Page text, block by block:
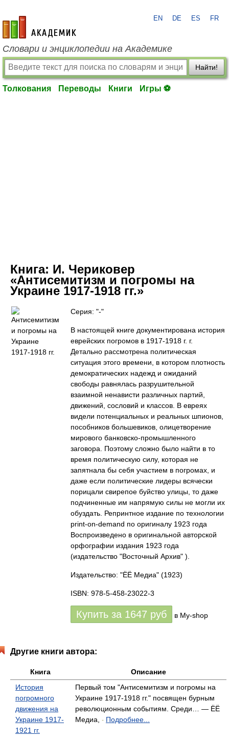
academic.ru
EN DE ES FR
Словари и энциклопедии на Академике
Найти!
Толкования Переводы Книги Игры ⚽
Книга: И. Чериковер
«Антисемитизм и погромы на
Украине 1917-1918 гг.»
Серия: "-"
В настоящей книге документирована история
еврейских погромов в 1917-1918 г. г.
Детально рассмотрена политическая
ситуация этого времени, в котором плотность
демократических надежд и ожиданий
свободы равнялась разрушительной
взаимной ненависти различных партий,
движений, сословий и классов. В евреях
видели потенциальных и реальных шпионов,
пособников большевиков, олицетворение
мирового банковско-промышленного
заговора. Поэтому сложно было найти в то
время политическую силу, которая не
запятнала бы себя участием в погромах, и
даже если политические лидеры всячески
порицали свирепое буйство улицы, то даже
подчиненные им напрямую силы не могли их
обуздать. Репринтное издание по технологии
print-on-demand по оригиналу 1923 года
Воспроизведено в оригинальной авторской
орфографии издания 1923 года
(издательство "Восточный Архив" ).
Издательство: "ЁЁ Медиа" (1923)
ISBN: 978-5-458-23022-3
Купить за 1647 руб в My-shop
Другие книги автора:
Книга
Описание
История
погромного
движения на
Украине 1917-
1921 гг.
Первый том "Антисемитизм и погромы на
Украине 1917-1918 гг." посвящен бурным
революционным событиям. Среди… — ЁЁ
Медиа,
- Подробнее...